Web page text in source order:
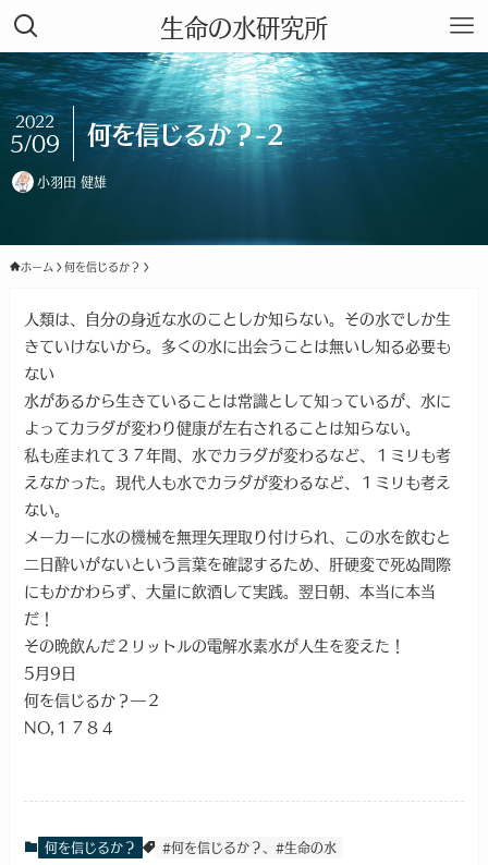
生命の水研究所
何を信じるか？-2
2022
5/09
小羽田 健雄
ホーム 何を信じるか？
人類は、自分の身近な水のことしか知らない。その水でしか生
きていけないから。多くの水に出会うことは無いし知る必要も
ない
水があるから生きていることは常識として知っているが、水に
よってカラダが変わり健康が左右されることは知らない。
私も産まれて３７年間、水でカラダが変わるなど、１ミリも考
えなかった。現代人も水でカラダが変わるなど、１ミリも考え
ない。
メーカーに水の機械を無理矢理取り付けられ、この水を飲むと
二日酔いがないという言葉を確認するため、肝硬変で死ぬ間際
にもかかわらず、大量に飲酒して実践。翌日朝、本当に本当
だ！
その晩飲んだ２リットルの電解水素水が人生を変えた！
5月9日
何を信じるか？―２
NO,１７８４
何を信じるか？ #何を信じるか？、#生命の水